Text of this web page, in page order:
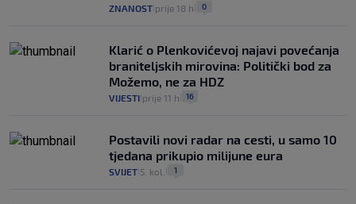
ZNANOST prije 18 h 0
Klarić o Plenkovićevoj najavi povećanja
braniteljskih mirovina: Politički bod za
Možemo, ne za HDZ
VIJESTI prije 11 h 16
Postavili novi radar na cesti, u samo 10
tjedana prikupio milijune eura
SVIJET 5. kol. 1